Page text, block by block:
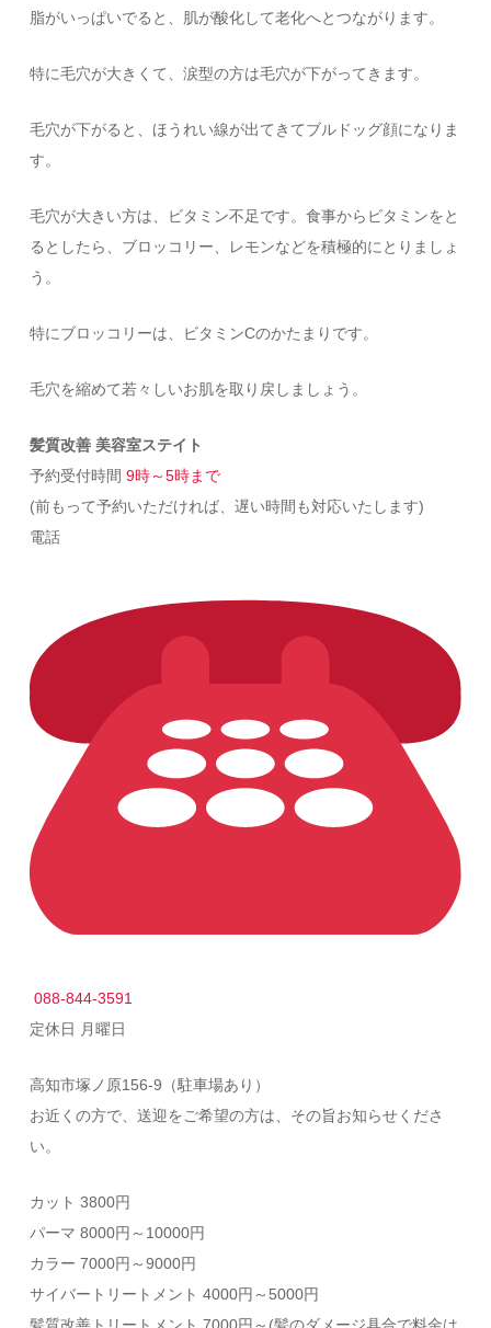
脂がいっぱいでると、肌が酸化して老化へとつながります。
特に毛穴が大きくて、涙型の方は毛穴が下がってきます。
毛穴が下がると、ほうれい線が出てきてブルドッグ顔になりま
す。
毛穴が大きい方は、ビタミン不足です。食事からビタミンをと
るとしたら、ブロッコリー、レモンなどを積極的にとりましょ
う。
特にブロッコリーは、ビタミンCのかたまりです。
毛穴を縮めて若々しいお肌を取り戻しましょう。
髪質改善 美容室ステイト
予約受付時間9時～5時まで
(前もって予約いただければ、遅い時間も対応いたします)
電話
088-844-3591
定休日 月曜日
高知市塚ノ原156-9（駐車場あり）
お近くの方で、送迎をご希望の方は、その旨お知らせくださ
い。
カット 3800円
パーマ 8000円～10000円
カラー 7000円～9000円
サイバートリートメント 4000円～5000円